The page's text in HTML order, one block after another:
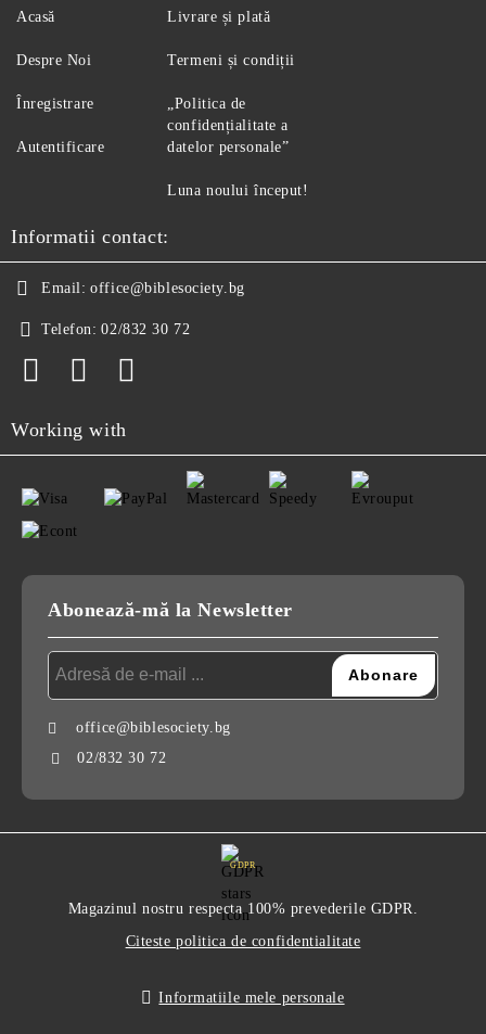
Acasă
Despre Noi
Înregistrare
Autentificare
Livrare și plată
Termeni și condiții
„Politica de
confidențialitate a
datelor personale”
Luna noului început!
Informatii contact:
Email: office@biblesociety.bg
Telefon: 02/832 30 72
Working with
Abonează-mă la Newsletter
office@biblesociety.bg
02/832 30 72
GDPR
Magazinul nostru respecta 100% prevederile GDPR.
Citeste politica de confidentialitate
Informatiile mele personale